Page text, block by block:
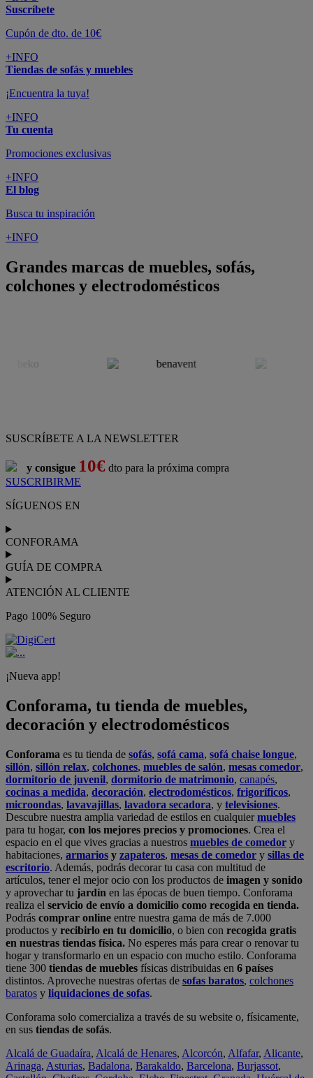
Suscríbete
Cupón de dto. de 10€
+INFO
Tiendas de sofás y muebles
¡Encuentra la tuya!
+INFO
Tu cuenta
Promociones exclusivas
+INFO
El blog
Busca tu inspiración
+INFO
Grandes marcas de muebles, sofás,
colchones y electrodomésticos
SUSCRÍBETE A LA NEWSLETTER
y consigue 10€ dto para la próxima compra
SUSCRIBIRME
SÍGUENOS EN
CONFORAMA
GUÍA DE COMPRA
ATENCIÓN AL CLIENTE
Pago 100% Seguro
¡Nueva app!
Conforama, tu tienda de muebles,
decoración y electrodomésticos
Conforama es tu tienda de sofás, sofá cama, sofá chaise longue,
sillón, sillón relax, colchones, muebles de salón, mesas comedor,
dormitorio de juvenil, dormitorio de matrimonio, canapés,
cocinas a medida, decoración, electrodomésticos, frigoríficos,
microondas, lavavajillas, lavadora secadora, y televisiones.
Descubre nuestra amplia variedad de estilos en cualquiermuebles
para tu hogar, con los mejores precios y promociones. Crea el
espacio en el que vives gracias a nuestros muebles de comedor y
habitaciones, armarios y zapateros, mesas de comedor y sillas de
escritorio. Además, podrás decorar tu casa con multitud de
artículos, tener el mejor ocio con los productos de imagen y sonido
y aprovechar tu jardín en las épocas de buen tiempo. Conforama
realiza el servicio de envío a domicilio como recogida en tienda.
Podrás comprar online entre nuestra gama de más de 7.000
productos y recibirlo en tu domicilio, o bien con recogida gratis
en nuestras tiendas física. No esperes más para crear o renovar tu
hogar y transformarlo en un espacio con mucho estilo. Conforama
tiene 300 tiendas de muebles físicas distribuidas en 6 países
distintos. Aproveche nuestras ofertas de sofas baratos, colchones
baratos y liquidaciones de sofas.
Conforama solo comercializa a través de su website o, físicamente,
en sus tiendas de sofás.
Alcalá de Guadaíra, Alcalá de Henares, Alcorcón, Alfafar, Alicante,
Arinaga, Asturias, Badalona, Barakaldo, Barcelona, Burjassot,